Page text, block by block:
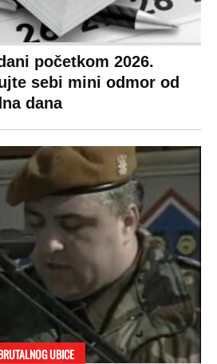
Srpkinje i Albanca
Popljuvali ih samo
srpsko izdala"